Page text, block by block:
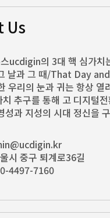
Us
ucdigin의 3대 핵 심가치
날과 그 때/That Day
우리의 눈과 귀는 항상 열
추구를 통해 고 디지털
성과 지성의 시대 정신을
시 중구 퇴계로36길
4497-7160